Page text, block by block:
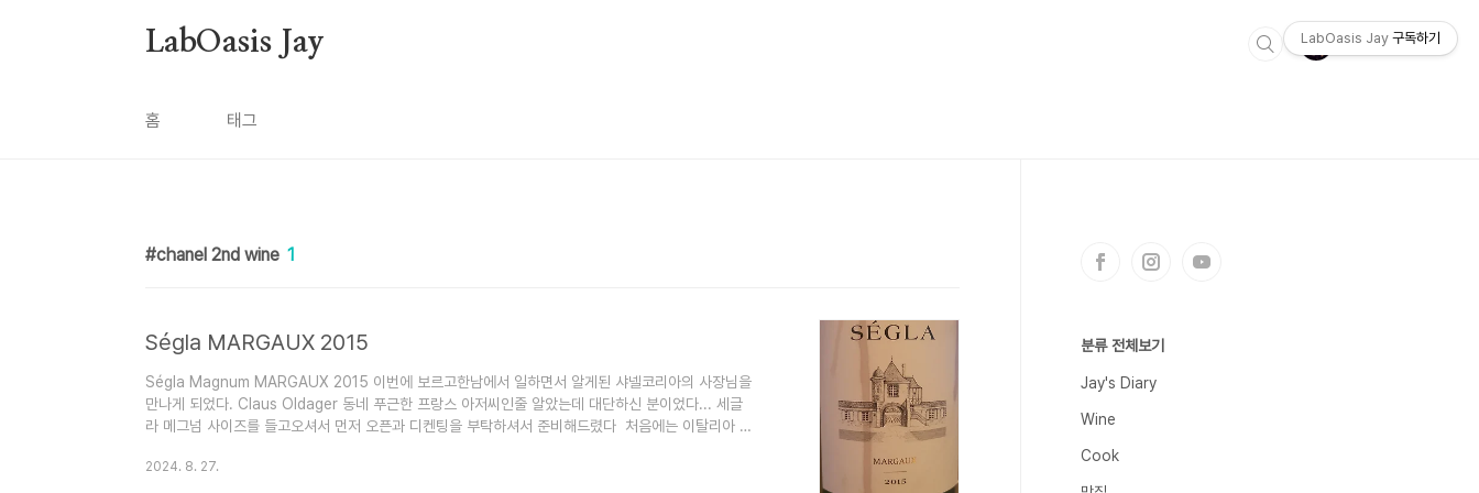
LabOasis Jay
홈 태그
chanel 2nd wine 1
Ségla MARGAUX 2015
Ségla Magnum MARGAUX 2015 이번에 보르고한남에서 일하면서 알게된 샤넬코리아의 사장님을
만나게 되었다. ​​Claus Oldager 동네 푸근한 프랑스 아저씨인줄 알았는데 대단하신 분이었다... 세글
라 메그넘 사이즈를 들고오셔서 먼저 오픈과 디켄팅을 부탁하셔서 준비해드렸다 처음에는 이탈리아 발
로 약속하고 오늘의 블로그를 써보겠습니다. 샤또 로잔-세글라 샤넬의 상징적인 향수 회사인 샤넬이 소
2024. 8. 27.
분류 전체보기
Jay's Diary
Wine
Cook
LabOasis Jay 구독하기